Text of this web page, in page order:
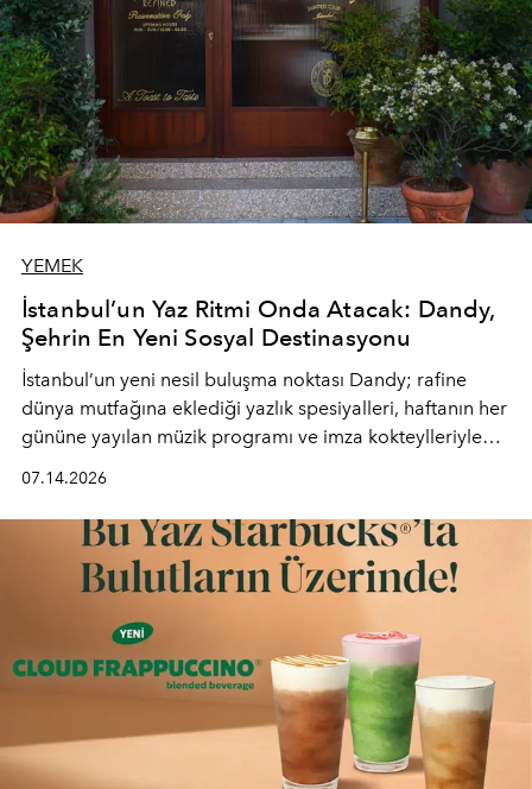
YEMEK
İstanbul’un Yaz Ritmi Onda Atacak: Dandy,
Şehrin En Yeni Sosyal Destinasyonu
İstanbul’un yeni nesil buluşma noktası Dandy; rafine
dünya mutfağına eklediği yazlık spesiyalleri, haftanın her
gününe yayılan müzik programı ve imza kokteylleriyle
lüks" anlayışıyla buluşturan mekan; gurme lezzetleri, iyi
müziği ve açık havadaki özel puro alanını tek bir çatı
altında sunuyor.
07.14.2026